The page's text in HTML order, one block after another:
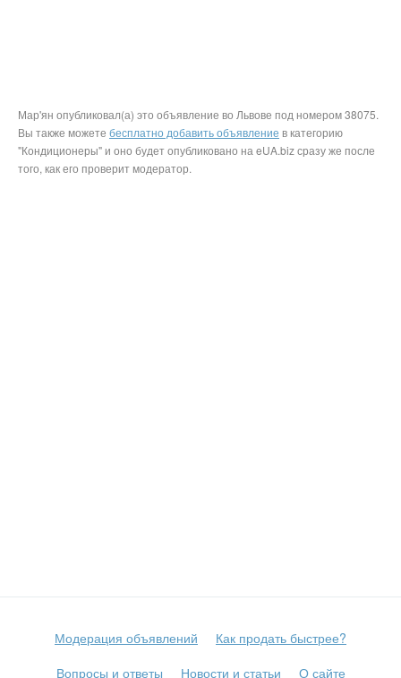
Мар'ян опубликовал(а) это объявление во Львове под номером 38075.
Вы также можете бесплатно добавить объявление в категорию
"Кондиционеры" и оно будет опубликовано на eUA.biz сразу же после
того, как его проверит модератор.
Модерация объявлений
Как продать быстрее?
Вопросы и ответы
Новости и статьи О сайте